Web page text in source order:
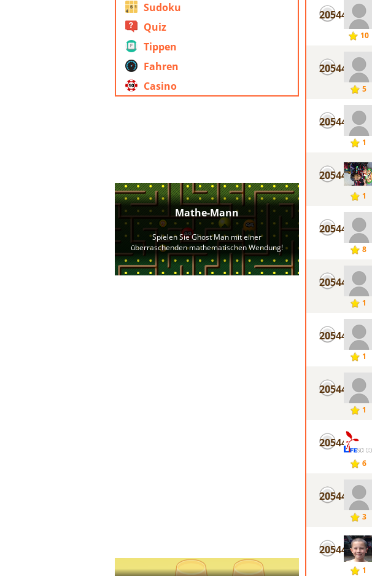
Sudoku
Quiz
Tippen
Fahren
Casino
20544
10
20544
5
20544
1
20544
1
20544
8
20544
1
20544
1
20544
1
20544
6
20544
3
20544
1